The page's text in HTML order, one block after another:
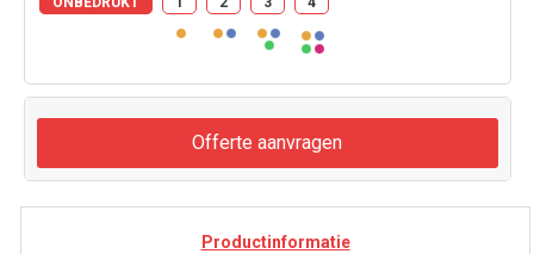
Offerte aanvragen
Productinformatie